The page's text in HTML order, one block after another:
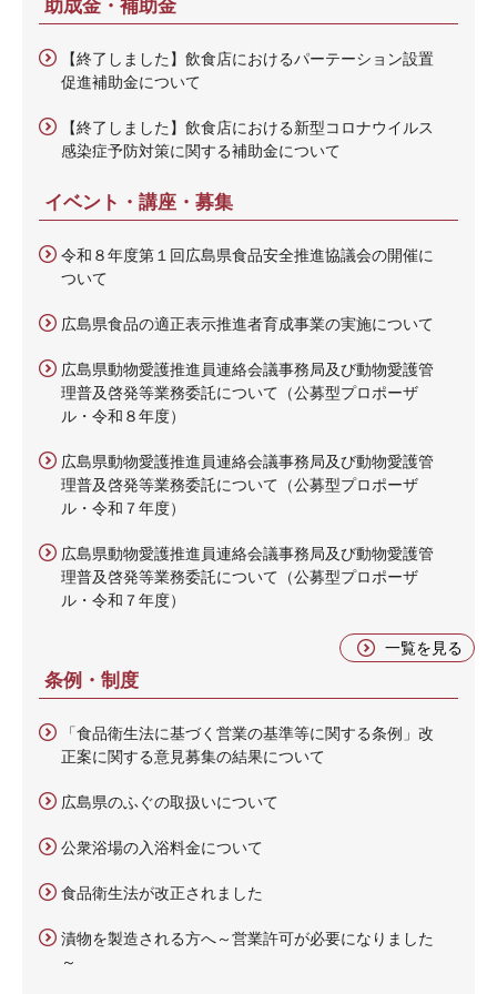
【終了しました】飲食店におけるパーテーション設置
促進補助金について
【終了しました】飲食店における新型コロナウイルス
感染症予防対策に関する補助金について
イベント・講座・募集
令和８年度第１回広島県食品安全推進協議会の開催に
ついて
広島県食品の適正表示推進者育成事業の実施について
広島県動物愛護推進員連絡会議事務局及び動物愛護管
理普及啓発等業務委託について（公募型プロポーザ
ル・令和８年度）
広島県動物愛護推進員連絡会議事務局及び動物愛護管
理普及啓発等業務委託について（公募型プロポーザ
ル・令和７年度）
広島県動物愛護推進員連絡会議事務局及び動物愛護管
理普及啓発等業務委託について（公募型プロポーザ
ル・令和７年度）
一覧を見る
条例・制度
「食品衛生法に基づく営業の基準等に関する条例」改
正案に関する意見募集の結果について
広島県のふぐの取扱いについて
公衆浴場の入浴料金について
食品衛生法が改正されました
漬物を製造される方へ～営業許可が必要になりました
～